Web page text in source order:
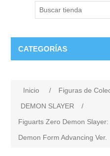
CATEGORÍAS
Inicio / Figuras de
DEMON SLAYER
/
Figuarts Zero Demon
Demon Form Advancing Ver.